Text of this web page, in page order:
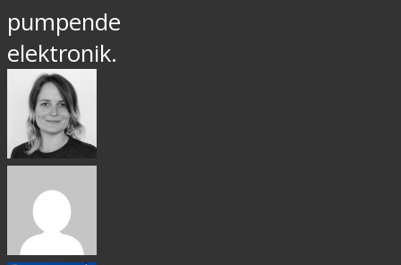
pumpende
elektronik.